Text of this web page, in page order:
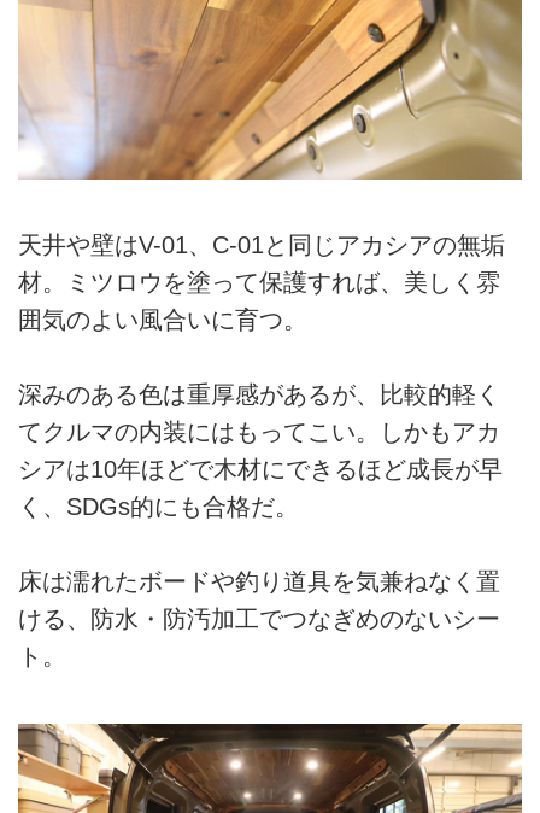
天井や壁はV-01、C-01と同じアカシアの無垢
材。ミツロウを塗って保護すれば、美しく雰
囲気のよい風合いに育つ。
深みのある色は重厚感があるが、比較的軽く
てクルマの内装にはもってこい。しかもアカ
シアは10年ほどで木材にできるほど成長が早
く、SDGs的にも合格だ。
床は濡れたボードや釣り道具を気兼ねなく置
ける、防水・防汚加工でつなぎめのないシー
ト。